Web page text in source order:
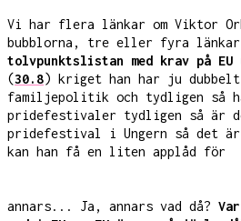
Vi har flera länkar om Viktor
bubblorna, tre eller fyra
tolvpunktslistan med krav på EU
(30.8) kriget han har ju dubbelt
familjepolitik och tydligen så
pridefestivaler tydligen så är
pridefestival i Ungern så det
kan han få en liten applåd för
annars... Ja, annars vad då?